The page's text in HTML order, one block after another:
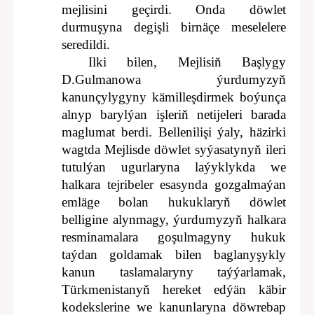
mejlisini geçirdi. Onda döwlet
durmuşyna degişli birnäçe meselelere
seredildi.
Ilki bilen, Mejlisiň Başlygy
D.Gulmanowa ýurdumyzyň
kanunçylygyny kämilleşdirmek boýunça
alnyp barylýan işleriň netijeleri barada
maglumat berdi. Bellenilişi ýaly, häzirki
wagtda Mejlisde döwlet syýasatynyň ileri
tutulýan ugurlaryna laýyklykda we
halkara tejribeler esasynda gozgalmaýan
emläge bolan hukuklaryň döwlet
belligine alynmagy, ýurdumyzyň halkara
resminamalara goşulmagyny hukuk
taýdan goldamak bilen baglanyşykly
kanun taslamalaryny taýýarlamak,
Türkmenistanyň hereket edýän käbir
kodekslerine we kanunlaryna döwrebap